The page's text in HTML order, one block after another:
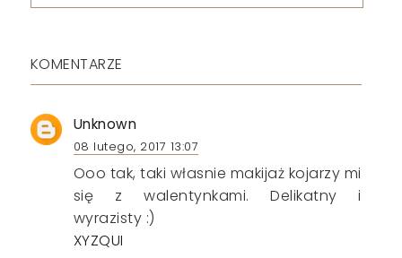
KOMENTARZE
Unknown
08 lutego, 2017 13:07
Ooo tak, taki własnie makijaż kojarzy mi
się z walentynkami. Delikatny i
wyrazisty :)
XYZQUI